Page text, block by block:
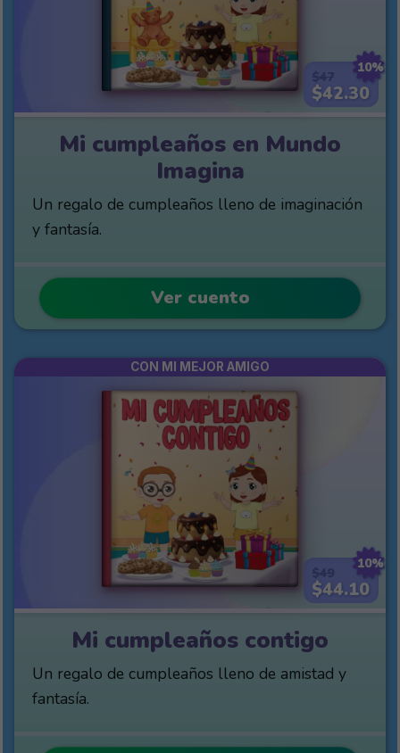
10%
$42.30
Mi cumpleaños en Mundo
Imagina
Un regalo de cumpleaños lleno de imaginación
y fantasía.
Ver cuento
10%
$44.10
CON MI MEJOR AMIGO
Mi cumpleaños contigo
Un regalo de cumpleaños lleno de amistad y
fantasía.